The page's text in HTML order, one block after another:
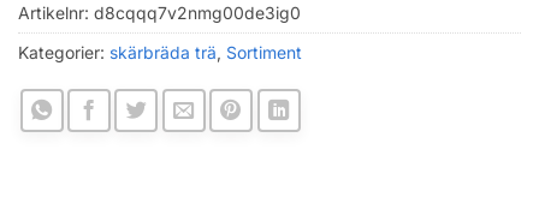
Artikelnr: d8cqqq7v2nmg00de3ig0
Kategorier: skärbräda trä Sortiment